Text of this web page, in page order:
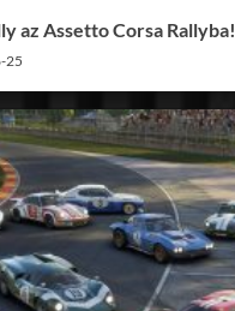
az Assetto Corsa Rallyba!
25